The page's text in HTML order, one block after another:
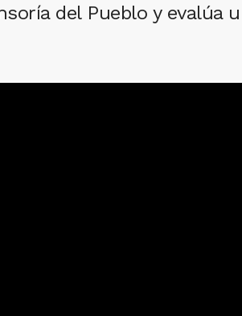
del Pueblo y evalúa